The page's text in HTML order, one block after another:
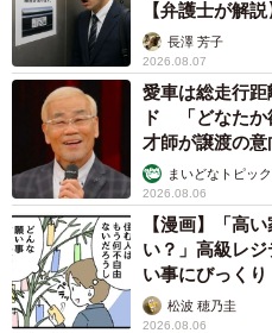
【弁護士が解説
長澤 芳子
2026.08.07
愛車は総走行
ド 「どなた
才師が譲渡の意
まいどなトピック
2026.08.06
【漫画】「高
い？」高級レ
い事にびっく
松波 穂乃圭
2026.08.06